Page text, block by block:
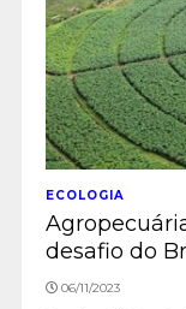
ECOLOGIA
desafio do
06/11/2023